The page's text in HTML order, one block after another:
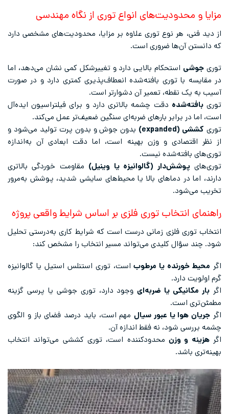
مزایا و محدودیت‌های انواع توری از نگاه مهندسی
از دید فنی، هر نوع توری علاوه بر مزایا، محدودیت‌های مشخصی دارد
که دانستن آن‌ها ضروری است.
توری جوشی استحکام بالایی دارد و تغییرشکل کمی نشان می‌دهد، اما
در مقایسه با توری بافته‌شده انعطاف‌پذیری کمتری دارد و در صورت
آسیب به یک نقطه، تعمیر آن دشوارتر است.
توریبافته‌شده دقت چشمه بالاتری دارد و برای فیلتراسیون ایده‌آل
است، اما در برابر بارهای ضربه‌ای سنگین ضعیف‌تر عمل می‌کند.
توری کششی (expanded)
بدون جوش و بدون پرت تولید می‌شود و
از نظر اقتصادی و وزن بهینه است، اما دقت ابعادی آن به‌اندازه
توری‌های بافته‌شده نیست.
توری‌هایپوشش‌دار (گالوانیزه یا وینیل) مقاومت خوردگی بالاتری
دارند، اما در دماهای بالا یا محیط‌های سایشی شدید، پوشش به‌مرور
تخریب می‌شود.
راهنمای انتخاب توری فلزی بر اساس شرایط واقعی پروژه
انتخاب توری فلزی زمانی درست است که شرایط کاری به‌درستی تحلیل
شود. چند سؤال کلیدی می‌تواند مسیر انتخاب را مشخص کند:
اگر محیط خورنده یا مرطوباست، توری استنلس استیل یا گالوانیزه
گرم اولویت دارد.
اگر بار مکانیکی یا ضربه‌ایوجود دارد، توری جوشی یا پرسی گزینه
مطمئن‌تری است.
اگر جریان هوا یا عبور سیالمهم است، باید درصد فضای باز و الگوی
چشمه بررسی شود، نه فقط اندازه آن.
اگرهزینه و وزن محدودکننده است، توری کششی می‌تواند انتخاب
بهینه‌تری باشد.